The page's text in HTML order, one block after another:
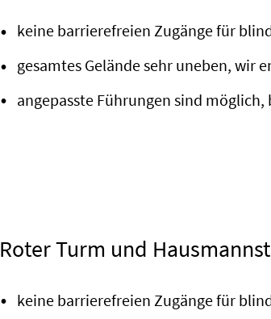
keine barrierefreien Zugänge für
gesamtes Gelände sehr uneben, wir
angepasste Führungen sind
Roter Turm und
keine barrierefreien Zugänge für